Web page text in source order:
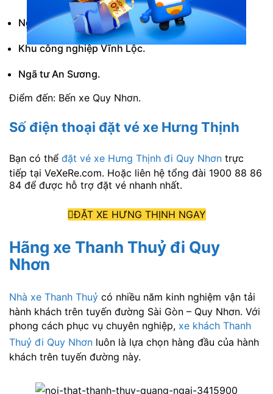
Ngã tư Bốn Xã.
Khu công nghiệp Vĩnh Lộc.
Ngã tư An Sương.
Điểm đến: Bến xe Quy Nhơn.
Số điện thoại đặt vé xe Hưng Thịnh
Bạn có thể đặt vé xe Hưng Thịnh đi Quy Nhơn trực
tiếp tại VeXeRe.com. Hoặc liên hệ tổng đài 1900 88 86
84 để được hỗ trợ đặt vé nhanh nhất.
ĐẶT XE HƯNG THỊNH NGAY
Hãng xe Thanh Thuỷ đi Quy
Nhơn
Nhà xe Thanh Thuỷ có nhiều năm kinh nghiệm vận tải
hành khách trên tuyến đường Sài Gòn – Quy Nhơn. Với
phong cách phục vụ chuyên nghiệp, xe khách Thanh
Thuỷ đi Quy Nhơn luôn là lựa chọn hàng đầu của hành
khách trên tuyến đường này.